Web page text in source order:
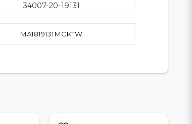
34007-20-19131
MA1819131MCKTW